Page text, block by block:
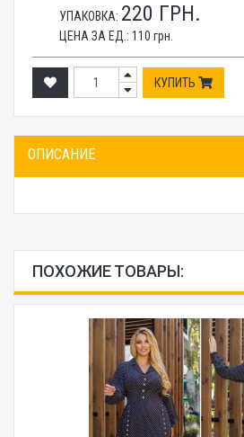
УПАКОВКА: 220 ГРН.
ЦЕНА ЗА ЕД.: 110 грн.
КУПИТЬ
ОПИСАНИЕ
ПОХОЖИЕ ТОВАРЫ: